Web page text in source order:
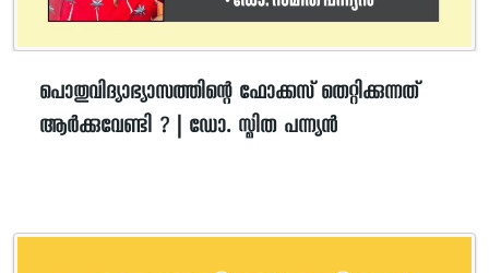
പൊതുവിദ്യാഭ്യാസത്തിന്റെ ഫോക്കസ് തെറ്റിക്കുന്നത്
ആർക്കുവേണ്ടി ? | ഡോ. സ്മിത പന്ന്യൻ